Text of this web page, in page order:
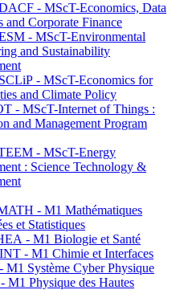
- MScT-Economics, Data
and Corporate Finance
- MScT-Environmental
and Sustainability
- MScT-Economics for
and Climate Policy
- MScT-Internet of Things :
and Management Program
- MScT-Energy
: Science Technology &
- M1 Mathématiques
et Statistiques
- M1 Biologie et Santé
- M1 Chimie et Interfaces
M1 Système Cyber Physique
M1 Physique des Hautes